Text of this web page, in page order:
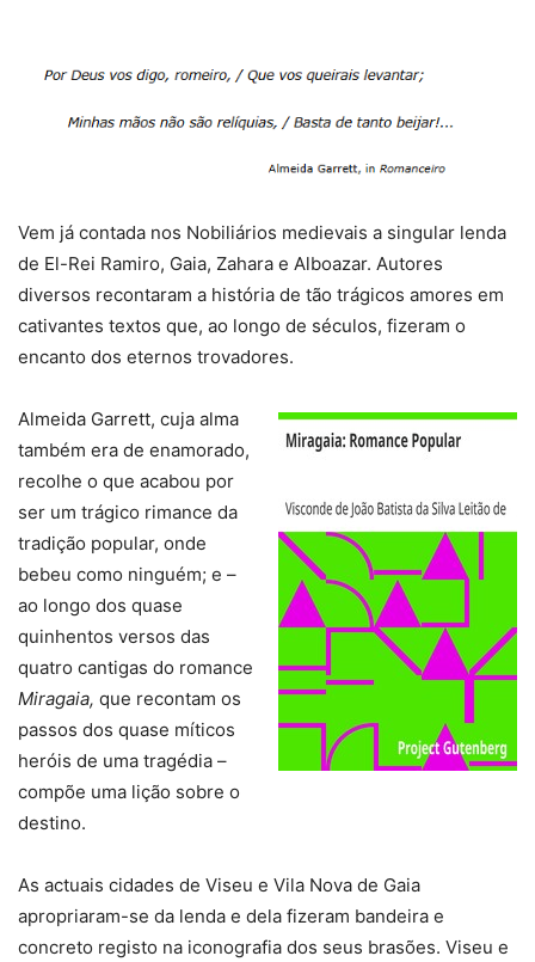
Vem já contada nos Nobiliários medievais a singular lenda
de El-Rei Ramiro, Gaia, Zahara e Alboazar. Autores
diversos recontaram a história de tão trágicos amores em
cativantes textos que, ao longo de séculos, fizeram o
encanto dos eternos trovadores.
Almeida Garrett, cuja alma
também era de enamorado,
recolhe o que acabou por
ser um trágico rimance da
tradição popular, onde
bebeu como ninguém; e –
ao longo dos quase
quinhentos versos das
quatro cantigas do romance
Miragaia, que recontam os
passos dos quase míticos
heróis de uma tragédia –
compõe uma lição sobre o
destino.
As actuais cidades de Viseu e Vila Nova de Gaia
apropriaram-se da lenda e dela fizeram bandeira e
concreto registo na iconografia dos seus brasões. Viseu e